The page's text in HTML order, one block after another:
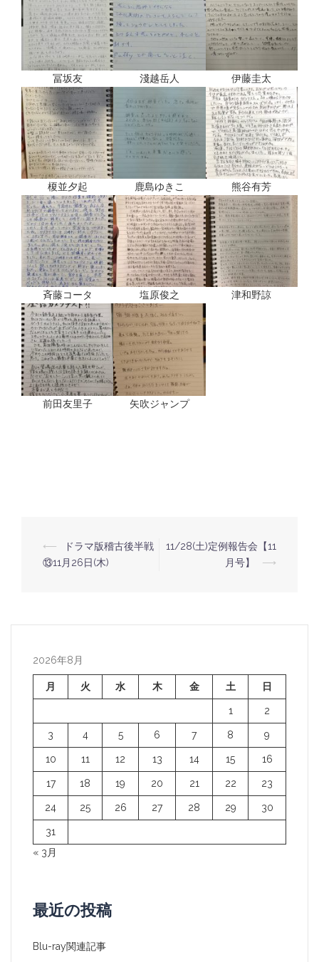
冨坂友 淺越岳人 伊藤圭太
榎並夕起 鹿島ゆきこ 熊谷有芳
斉藤コータ 塩原俊之 津和野諒
前田友里子 矢吹ジャンプ
投
ビ
ー
シ
ョ
ン
⟵
ドラマ版稽古後半戦
⑬11月26日(木)
11/28(土)定例報告会【11
月号】
⟶
2026年8月
月 火 水 木 金 土 日
1 2
3 4 5 6 7 8 9
10 11 12 13 14 15 16
17 18 19 20 21 22 23
24 25 26 27 28 29 30
31
« 3月
最近の投稿
Blu-ray関連記事